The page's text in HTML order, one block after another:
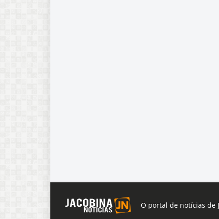
O portal de notícias de